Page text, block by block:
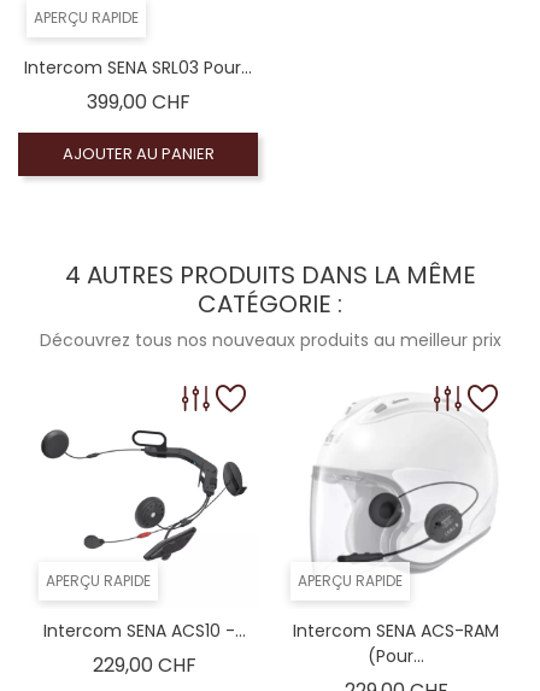
APERÇU RAPIDE
Intercom SENA SRL03 Pour...
399,00 CHFPrix
AJOUTER AU PANIER
4 AUTRES PRODUITS DANS LA MÊME
CATÉGORIE :
Découvrez tous nos nouveaux produits au meilleur prix
APERÇU RAPIDE
Intercom SENA ACS10 -...
229,00 CHFPrix
APERÇU RAPIDE
Intercom SENA ACS-RAM
(pour...